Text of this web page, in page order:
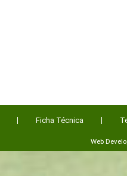
Ficha Técnica
Web